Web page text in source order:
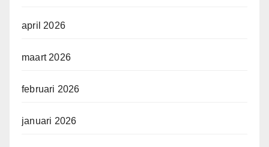
april 2026
maart 2026
februari 2026
januari 2026